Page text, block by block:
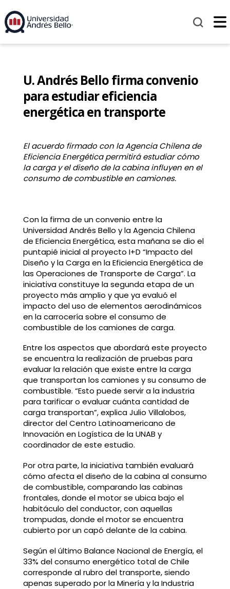
U. Andrés Bello firma convenio
para estudiar eficiencia
energética en transporte
El acuerdo firmado con la Agencia Chilena de
Eficiencia Energética permitirá estudiar cómo
la carga y el diseño de la cabina influyen en el
consumo de combustible en camiones.
Con la firma de un convenio entre la
Universidad Andrés Bello y la Agencia Chilena
de Eficiencia Energética, esta mañana se dio el
puntapié inicial al proyecto I+D “Impacto del
Diseño y la Carga en la Eficiencia Energética de
las Operaciones de Transporte de Carga”. La
iniciativa constituye la segunda etapa de un
proyecto más amplio y que ya evaluó el
impacto del uso de elementos aerodinámicos
en la carrocería sobre el consumo de
combustible de los camiones de carga.
Entre los aspectos que abordará este proyecto
se encuentra la realización de pruebas para
evaluar la relación que existe entre la carga
que transportan los camiones y su consumo de
combustible. “Esto puede servir a la industria
para tarificar o evaluar cuánta cantidad de
carga transportan”, explica Julio Villalobos,
director del Centro Latinoamericano de
Innovación en Logística de la UNAB y
coordinador de este estudio.
Por otra parte, la iniciativa también evaluará
cómo afecta el diseño de la cabina al consumo
de combustible, comparando las cabinas
frontales, donde el motor se ubica bajo el
habitáculo del conductor, con aquellas
trompudas, donde el motor se encuentra
cubierto por un capó delante de la cabina.
Según el último Balance Nacional de Energía, el
33% del consumo energético total de Chile
corresponde al rubro del transporte, siendo
apenas superado por la Minería y la Industria